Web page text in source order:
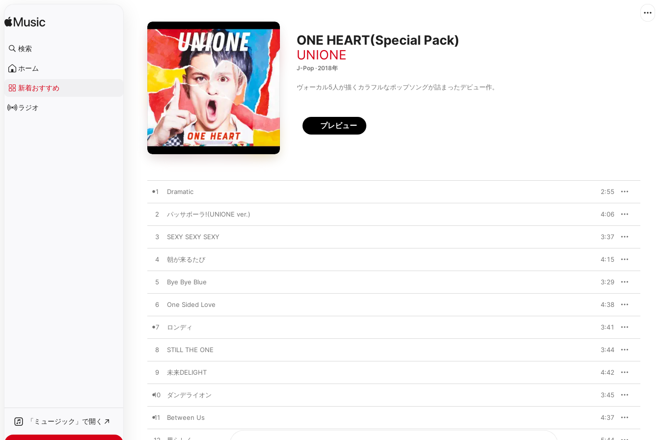
検索
ホーム
新着おすすめ
ラジオ
「ミュージック」で開く
ONE HEART(Special Pack)
UNIONE
J-Pop · 2018年
ヴォーカル5人が描くカラフルなポップソングが詰まったデビュー作。
プレビュー
1 Dramatic 2:55
2 パッサボーラ!(UNIONE ver.) 4:06
3 SEXY SEXY SEXY 3:37
4 朝が来るたび 4:15
5 Bye Bye Blue 3:29
6 One Sided Love 4:38
7 ロンディ 3:41
8 STILL THE ONE 3:44
9 未来DELIGHT 4:42
10 ダンデライオン 3:45
11 Between Us 4:37